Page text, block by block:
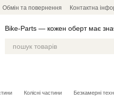
Обмін та повернення Контактна
Bike-Parts — кожен оберт має
Колісні частини Безкамерні